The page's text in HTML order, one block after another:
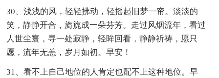
30、浅浅的风，轻轻拂动，轻摇起旧梦一帘。淡淡的
笑，静静开合，旖旎成一朵芬芳。走过风烟流年，看过
人世尘寰，寻一处寂静，轻眸回看，静静祈祷，愿只
愿，流年无恙，岁月如初。早安！
31、看不上自己地位的人肯定也配不上这种地位。早